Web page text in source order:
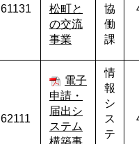
61131
松町と
の交流
事業
協
働
課
62111
電子
申請・
届出シ
ステム
構築事
情
報
シ
ス
テ